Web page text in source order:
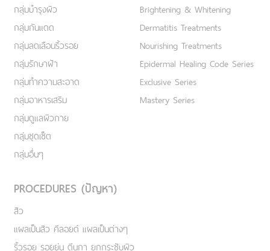
กลุ่มบำรุงผิว
กลุ่มกันแดด
กลุ่มลดเลือนริ้วรอย
กลุ่มรักษาฝ้า
กลุ่มทำความสะอาด
กลุ่มอาหารเสริม
กลุ่มดูแลผิวกาย
กลุ่มชุดเซ็ต
กลุ่มอื่นๆ
Brightening & Whitening
Dermatitis Treatments
Nourishing Treatments
Epidermal Healing Code Series
Exclusive Series
Mastery Series
PROCEDURES (ปัญหา)
สิว
แผลเป็นสิว คีลอยด์ แผลเป็นต่างๆ
ริ้วรอย รอยย่น ตีนกา ยกกระชับผิว